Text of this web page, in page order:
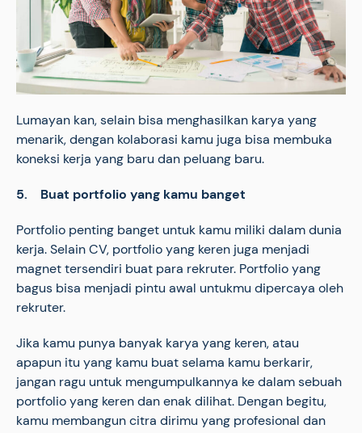
Lumayan kan, selain bisa menghasilkan karya yang
menarik, dengan kolaborasi kamu juga bisa membuka
koneksi kerja yang baru dan peluang baru.
5. Buat portfolio yang kamu banget
Portfolio penting banget untuk kamu miliki dalam dunia
kerja. Selain CV, portfolio yang keren juga menjadi
magnet tersendiri buat para rekruter. Portfolio yang
bagus bisa menjadi pintu awal untukmu dipercaya oleh
rekruter.
Jika kamu punya banyak karya yang keren, atau
apapun itu yang kamu buat selama kamu berkarir,
jangan ragu untuk mengumpulkannya ke dalam sebuah
portfolio yang keren dan enak dilihat. Dengan begitu,
kamu membangun citra dirimu yang profesional dan